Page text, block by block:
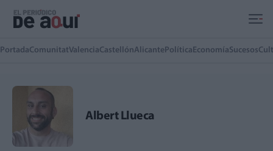
PortadaComunitatValenciaCastellónAlicante Política EconomíaSucesos
Albert Llueca